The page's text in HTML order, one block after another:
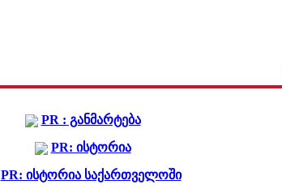
PR : განმარტება
PR: ისტორია
PR: ისტორია საქართველოში